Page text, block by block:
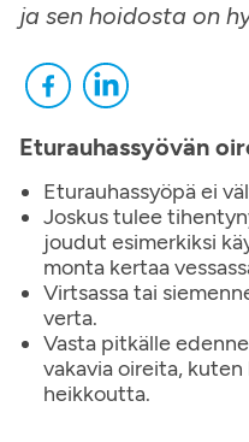
ja sen hoidosta on
Eturauhassyövän
Eturauhassyöpä ei
Joskus tulee
joudut esimerkiksi
monta kertaa
Virtsassa tai
verta.
Vasta pitkälle
vakavia oireita,
heikkoutta.